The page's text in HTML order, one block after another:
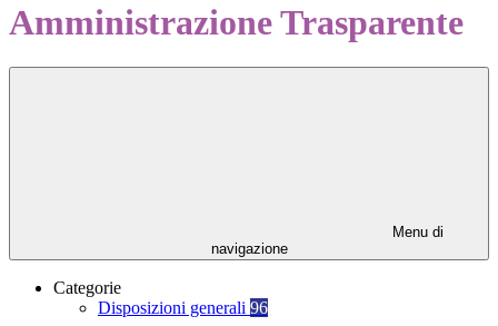
Amministrazione Trasparente
Menu di
navigazione
Categorie
Disposizioni generali 96